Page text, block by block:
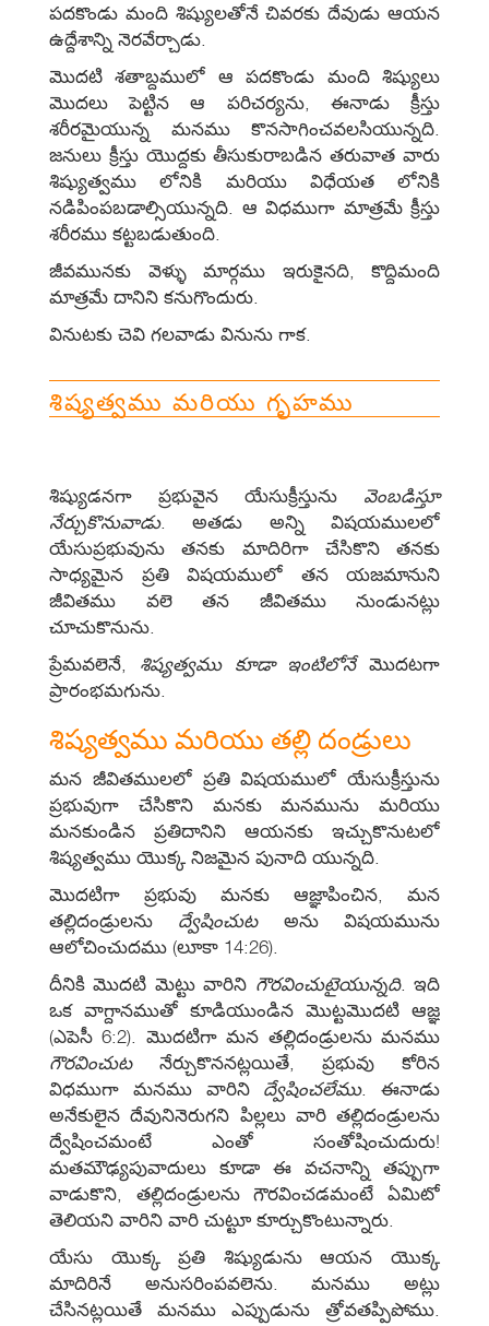
పదకొండు మంది శిష్యులతోనే చివరకు దేవుడు ఆయన
ఉద్దేశాన్ని నెరవేర్చాడు.
మొదటి శతాబ్దములో ఆ పదకొండు మంది శిష్యులు
మొదలు పెట్టిన ఆ పరిచర్యను, ఈనాడు క్రీస్తు
శరీరమైయున్న మనము కొనసాగించవలసియున్నది.
జనులు క్రీస్తు యొద్దకు తీసుకురాబడిన తరువాత వారు
శిష్యుత్వము లోనికి మరియు విధేయత లోనికి
నడిపింపబడాల్సియున్నది. ఆ విధముగా మాత్రమే క్రీస్తు
శరీరము కట్టబడుతుంది.
జీవమునకు వెళ్ళు మార్గము ఇరుకైనది, కొద్దిమంది
మాత్రమే దానిని కనుగొందురు.
వినుటకు చెవి గలవాడు వినును గాక.
శిష్యత్వము మరియు గృహము
శిష్యుడనగా ప్రభువైన యేసుక్రీస్తును వెంబడిస్తూ
నేర్చుకొనువాడు. అతడు అన్ని విషయములలో
యేసుప్రభువును తనకు మాదిరిగా చేసికొని తనకు
సాధ్యమైన ప్రతి విషయములో తన యజమానుని
జీవితము వలె తన జీవితము నుండునట్లు
చూచుకొనును.
ప్రేమవలెనే, శిష్యత్వము కూడా ఇంటిలోనేమొదటగా
ప్రారంభమగును.
శిష్యత్వము మరియు తల్లి దండ్రులు
మన జీవితములలో ప్రతి విషయములో యేసుక్రీస్తును
ప్రభువుగా చేసికొని మనకు మనమును మరియు
మనకుండిన ప్రతిదానిని ఆయనకు ఇచ్చుకొనుటలో
శిష్యత్వము యొక్క నిజమైన పునాది యున్నది.
మొదటిగా ప్రభువు మనకు ఆజ్ఞాపించిన, మన
తల్లిదండ్రులను ద్వేషించుటఅను విషయమును
ఆలోచించుదము (లూకా 14:26).
దీనికి మొదటి మెట్టు వారిని గౌరవించుటైయున్నది. ఇది
ఒక వాగ్దానముతో కూడియుండిన మొట్టమొదటి ఆజ్ఞ
(ఎపెసీ 6:2). మొదటిగా మన తల్లిదండ్రులను మనము
గౌరవించుటనేర్చుకొననట్లయితే, ప్రభువు కోరిన
విధముగా మనము వారిని ద్వేషించలేము. ఈనాడు
అనేకులైన దేవునినెరుగని పిల్లలు వారి తల్లిదండ్రులను
ద్వేషించమంటే ఎంతో సంతోషించుదురు!
మతమౌఢ్యపువాదులు కూడా ఈ వచనాన్ని తప్పుగా
వాడుకొని, తల్లిదండ్రులను గౌరవించడమంటే ఏమిటో
తెలియని వారిని వారి చుట్టూ కూర్చుకొంటున్నారు.
యేసు యొక్క ప్రతి శిష్యుడును ఆయన యొక్క
మాదిరినే అనుసరింపవలెను. మనము అట్లు
చేసినట్లయితే మనము ఎప్పుడును త్రోవతప్పిపోము.